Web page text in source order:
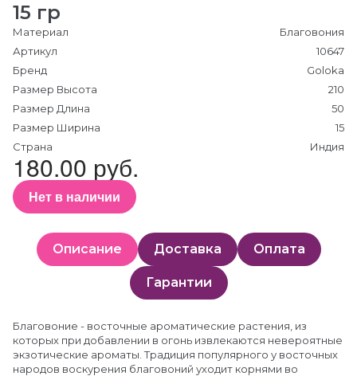
15 гр
Материал
Благовония
Артикул
10647
Бренд
Goloka
Размер Высота
210
Размер Длина
50
Размер Ширина
15
Страна
Индия
180.00 руб.
Нет в наличии
Описание Доставка Оплата
Гарантии
Благовоние - восточные ароматические растения, из
которых при добавлении в огонь извлекаются невероятные
экзотические ароматы. Традиция популярного у восточных
народов воскурения благовоний уходит корнями во